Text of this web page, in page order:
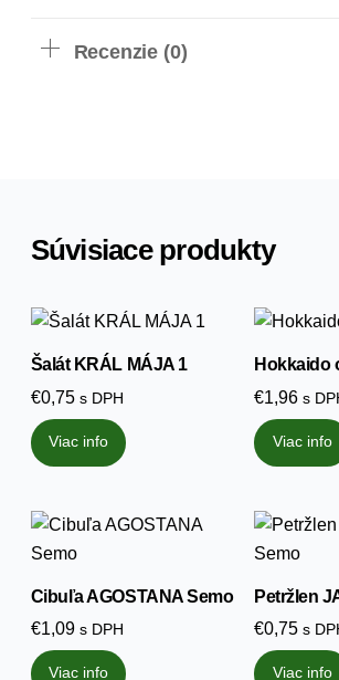
Recenzie (0)
Súvisiace produkty
Šalát KRÁL MÁJA 1
€0,75 s DPH
Viac info
Hokkaido
€1,96 s
Viac info
Cibuľa AGOSTANA Semo
€1,09 s DPH
Viac info
Petržlen
€0,75 s
Viac info